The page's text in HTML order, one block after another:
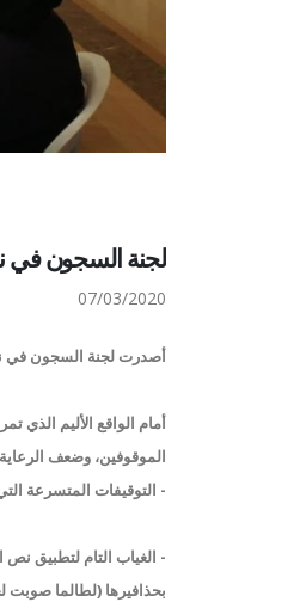
لجنة السجون في
07/03/2020
أصدرت لجنة السجون في
أمام الواقع الأليم الذي
الموقوفين، وضعف
- التوقيفات المتسرعة
بحذافيرها (لطالما صوبت